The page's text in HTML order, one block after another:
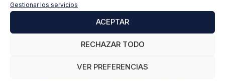
Gestionar los servicios
ACEPTAR
RECHAZAR TODO
VER PREFERENCIAS